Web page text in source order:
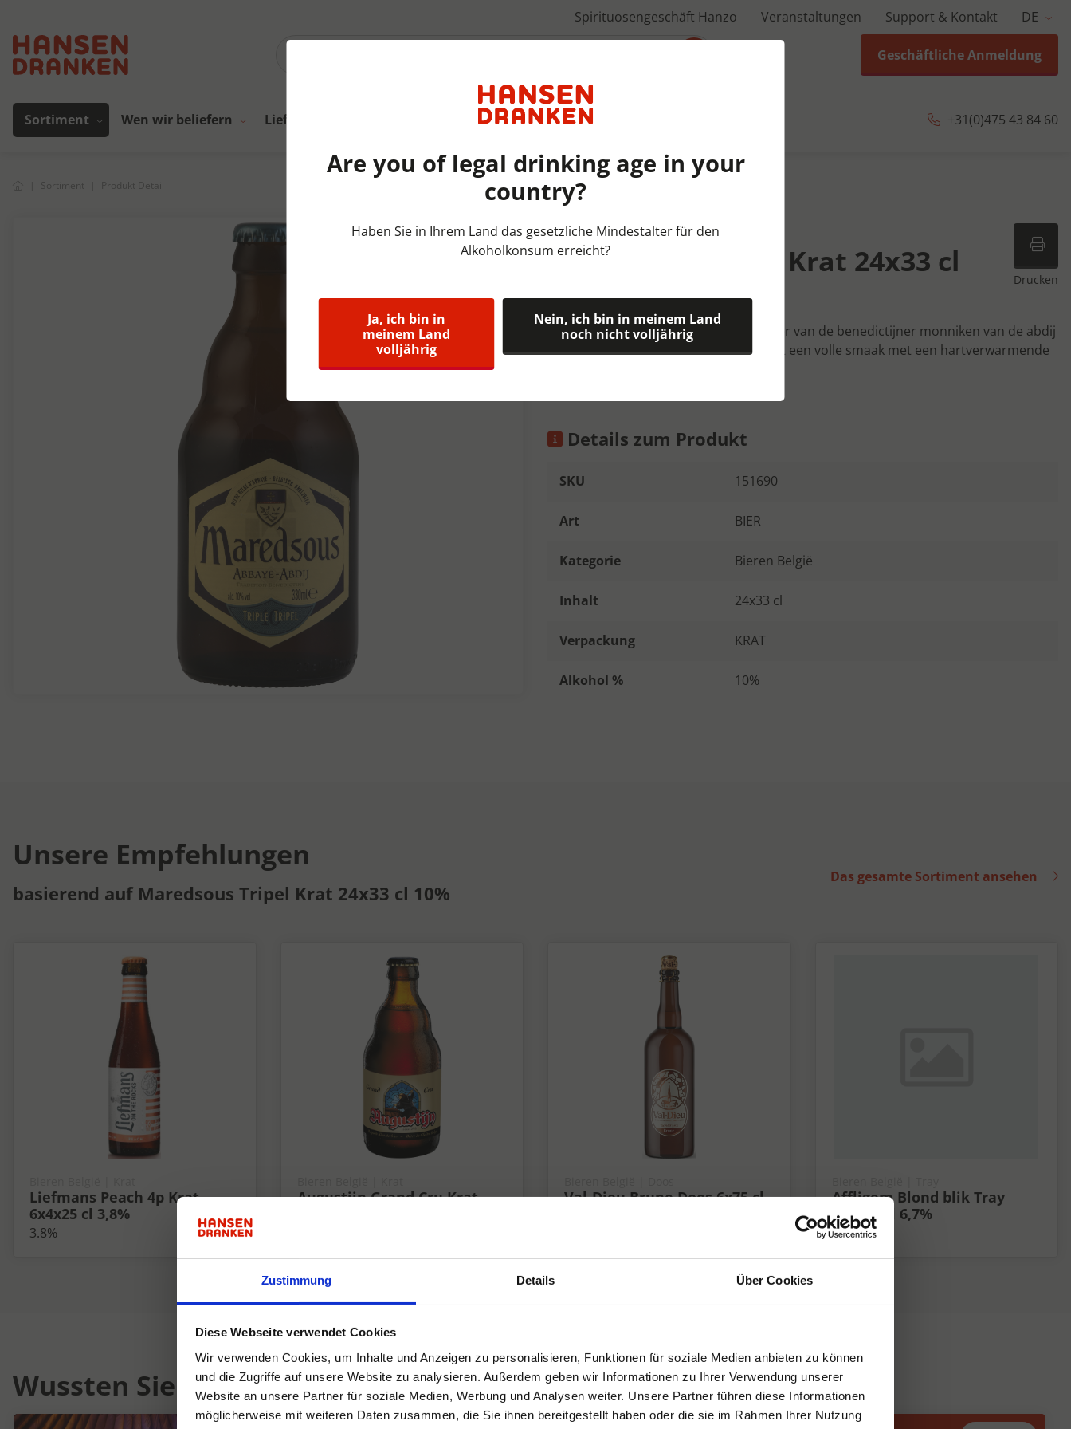
Zustimmung Details Über Cookies
Diese Webseite verwendet Cookies
Wir verwenden Cookies, um Inhalte und Anzeigen zu personalisieren, Funktionen für soziale Medien anbieten zu können
und die Zugriffe auf unsere Website zu analysieren. Außerdem geben wir Informationen zu Ihrer Verwendung unserer
Website an unsere Partner für soziale Medien, Werbung und Analysen weiter. Unsere Partner führen diese Informationen
möglicherweise mit weiteren Daten zusammen, die Sie ihnen bereitgestellt haben oder die sie im Rahmen Ihrer Nutzung
Spirituosengeschäft Hanzo Veranstaltungen Support & Kontakt DE
Geschäftliche Anmeldung
Sortiment Wen wir beliefern Lieferanten +31(0)475 43 84 60
Sortiment Produkt Detail
Bieren België | KRAT | 24x33 cl
Drucken
Maredsous Tripel Krat 24x33 cl
10%
Maredsous Tripel is het authentieke bier van de benedictijner monniken van de abdij
van Maredsous. Maredsous Tripel heeft een volle smaak met een hartverwarmende
Details zum Produkt
SKU 151690
Art BIER
Kategorie Bieren België
Inhalt 24x33 cl
Verpackung KRAT
Alkohol % 10%
Unsere Empfehlungen
basierend auf Maredsous Tripel Krat 24x33 cl 10%
Das gesamte Sortiment ansehen
Liefmans Peach 4p Krat
6x4x25 cl 3,8%
3.8%
Augustijn Grand Cru Krat
Val-Dieu Brune Doos 6x75 cl
Affligem Blond blik Tray
4x6x33 cl 6,7%
6.7%
Wussten Sie schon...
Are you of legal drinking age in your
country?
Haben Sie in Ihrem Land das gesetzliche Mindestalter für den
Alkoholkonsum erreicht?
Ja, ich bin in
meinem Land
volljährig
Nein, ich bin in meinem Land
noch nicht volljährig